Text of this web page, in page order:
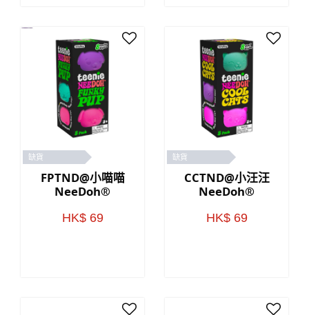
缺貨
FPTND@小喵喵
NeeDoh®
HK$ 69
缺貨
CCTND@小汪汪
NeeDoh®
HK$ 69